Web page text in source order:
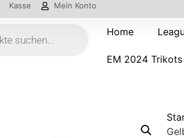
Kasse Mein Konto
Home
EM 2024 Trikots